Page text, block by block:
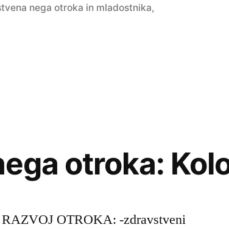
nega otroka in mladostnika,
otroka:
OTROKA: -zdravstveni